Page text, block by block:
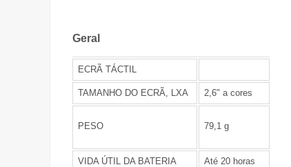
Geral
ECRÃ TÁCTIL
TAMANHO DO ECRÃ, LXA 2,6" a cores
PESO 79,1 g
VIDA ÚTIL DA BATERIA
Até 20 horas